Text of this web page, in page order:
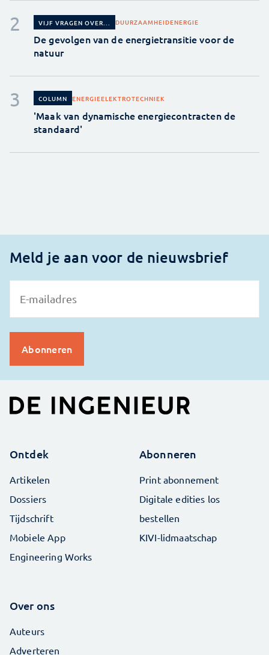
VIJF VRAGEN OVER... DUURZAAMHEIDENERGIE
De gevolgen van de energietransitie voor de
natuur
COLUMN ENERGIEELEKTROTECHNIEK
'Maak van dynamische energiecontracten de
standaard'
Meld je aan voor de nieuwsbrief
Ontdek
Artikelen
Dossiers
Tijdschrift
Mobiele App
Engineering Works
Abonneren
Print abonnement
Digitale edities los
bestellen
KIVI-lidmaatschap
Over ons
Auteurs
Adverteren